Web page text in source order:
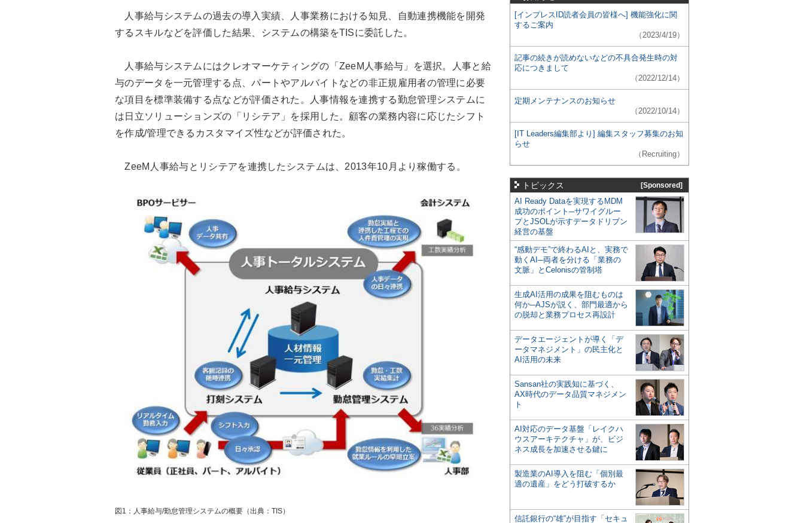
人事給与システムの過去の導入実績、人事業務における知見、自動連携機能を開発
するスキルなどを評価した結果、システムの構築をTISに委託した。
人事給与システムにはクレオマーケティングの「ZeeM人事給与」を選択。人事と給
与のデータを一元管理する点、パートやアルバイトなどの非正規雇用者の管理に必要
な項目を標準装備する点などが評価された。人事情報を連携する勤怠管理システムに
は日立ソリューションズの「リシテア」を採用した。顧客の業務内容に応じたシフト
を作成/管理できるカスタマイズ性などが評価された。
ZeeM人事給与とリシテアを連携したシステムは、2013年10月より稼働する。
図1：人事給与/勤怠管理システムの概要（出典：TIS）
[インプレスID読者会員の皆様へ] 機能強化に関
するご案内
（2023/4/19）
記事の続きが読めないなどの不具合発生時の対
応につきまして
（2022/12/14）
定期メンテナンスのお知らせ
（2022/10/14）
[IT Leaders編集部より] 編集スタッフ募集のお知
らせ
（Recruiting）
トピックス [Sponsored]
AI Ready Dataを実現するMDM
成功のポイント─サワイグルー
プとJSOLが示すデータドリブン
経営の基盤
“感動デモ”で終わるAIと、実務で
動くAI─両者を分ける「業務の
文脈」とCelonisの管制塔
生成AI活用の成果を阻むものは
何か─AJSが説く、部門最適から
の脱却と業務プロセス再設計
データエージェントが導く「デ
ータマネジメント」の民主化と
AI活用の未来
Sansan社の実践知に基づく、
AX時代のデータ品質マネジメン
ト
AI対応のデータ基盤「レイクハ
ウスアーキテクチャ」が、ビジ
ネス成長を加速させる鍵に
製造業のAI導入を阻む「個別最
適の遺産」をどう打破するか
信託銀行の“雄”が目指す「セキュ